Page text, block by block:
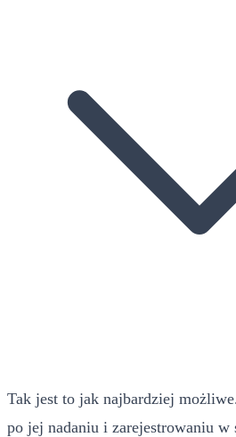
Tak jest to jak najbardziej
po jej nadaniu i zarejestrowaniu w